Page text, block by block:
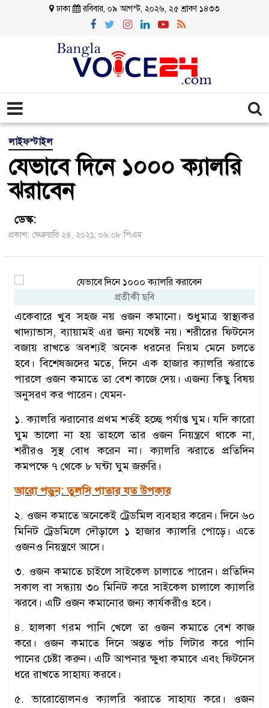
ঢাকা রবিবার, ০৯ আগস্ট, ২০২৬, ২৫ শ্রাবণ ১৪৩৩
লাইফস্টাইল
যেভাবে দিনে ১০০০ ক্যালরি
ঝরাবেন
ডেস্ক:
প্রকাশ: ফেব্রুয়ারি ২৪, ২০২১, ০৬:০৮ পিএম
প্রতীকী ছবি
একেবারে খুব সহজ নয় ওজন কমানো। শুধুমাত্র স্বাস্থ্যকর
খাদ্যাভাস, ব্যায়ামই এর জন্য যথেষ্ট নয়। শরীরের ফিটনেস
বজায় রাখতে অবশ্যই অনেক ধরনের নিয়ম মেনে চলতে
হবে। বিশেষজ্ঞদের মতে, দিনে এক হাজার ক্যালরি ঝরাতে
পারলে ওজন কমাতে তা বেশ কাজে দেয়। এজন্য কিছু বিষয়
অনুসরণ কর পারেন। যেমন-
১. ক্যালরি ঝরানোর প্রথম শর্তই হচ্ছে পর্যাপ্ত ঘুম। যদি কারো
ঘুম ভালো না হয় তাহলে তার ওজন নিয়ন্ত্রণে থাকে না,
শরীরও সুস্থ বোধ করেন না। ক্যালরি ঝরাতে প্রতিদিন
কমপক্ষে ৭ থেকে ৮ ঘন্টা ঘুম জরুরি।
আরো পড়ুন: তুলসি পাতার যত উপকার
২. ওজন কমাতে অনেকেই ট্রেডমিল ব্যবহার করেন। দিনে ৬০
মিনিট ট্রেডমিলে দৌড়ালে ১ হাজার ক্যালরি পোড়ে। এতে
ওজনও নিয়ন্ত্রণে আসে।
৩. ওজন কমাতে চাইলে সাইকেল চালাতে পারেন। প্রতিদিন
সকাল বা সন্ধ্যায় ৩০ মিনিট করে সাইকেল চালালে ক্যালরি
ঝরবে। এটি ওজন কমানোর জন্য কার্যকরীও হবে।
৪. হালকা গরম পানি খেলে তা ওজন কমাতে বেশ কাজ
করে। ওজন কমাতে দিনে অন্তত পাঁচ লিটার করে পানি
পানের চেষ্টা করুন। এটি আপনার ক্ষুধা কমাবে এবং ফিটনেস
ধরে রাখতে সাহায্য করবে।
৫. ভারোত্তোলনও ক্যালরি ঝরাতে সাহায্য করে। ওজন